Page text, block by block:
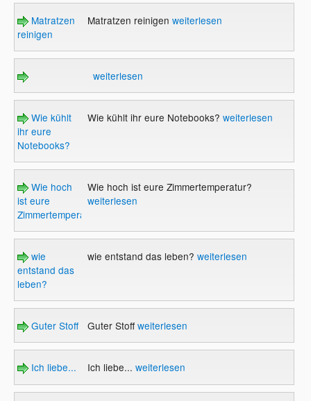
Matratzen
reinigen
Matratzen reinigen weiterlesen
weiterlesen
Wie kühlt
ihr eure
Notebooks?
Wie kühlt ihr eure Notebooks? weiterlesen
Wie hoch
ist eure
Zimmertemperatur?
Wie hoch ist eure Zimmertemperatur?
weiterlesen
wie
entstand das
leben?
wie entstand das leben? weiterlesen
Guter Stoff Guter Stoff weiterlesen
Ich liebe... Ich liebe... weiterlesen